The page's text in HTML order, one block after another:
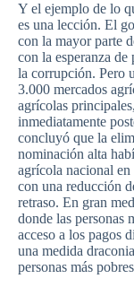
Y el ejemplo de lo
es una lección. El
con la mayor parte
con la esperanza
la corrupción. Pero
3.000 mercados
agrícolas
inmediatamente
concluyó que la
nominación alta
agrícola nacional
con una reducción
retraso. En gran
donde las personas
acceso a los pagos
una medida
personas más